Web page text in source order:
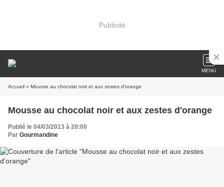
Publicité
MENU
Accueil » Mousse au chocolat noir et aux zestes d'orange
Mousse au chocolat noir et aux zestes d'orange
Publié le 04/03/2013 à 20:00
Par Gourmandine